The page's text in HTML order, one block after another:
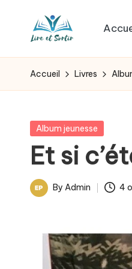
L
i
e
e
t
o
livres
pour
les
goûts,
des
pour
jours.
Accueil Livres
Posted
Album jeunesse
Et si
Posted
By Admin 4